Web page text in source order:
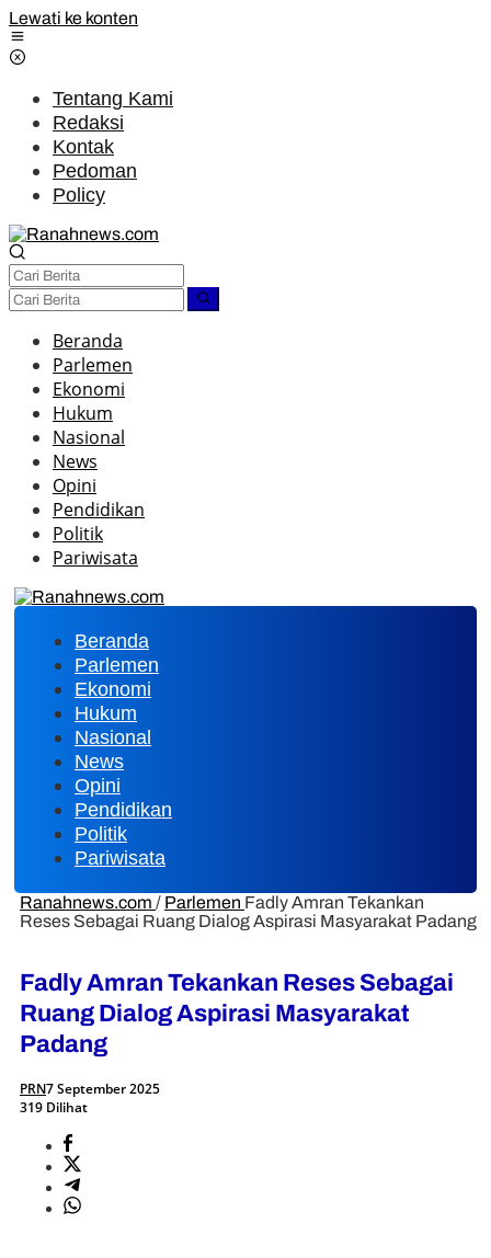
Lewati ke konten
Tentang Kami
Redaksi
Kontak
Pedoman
Policy
Beranda
Parlemen
Ekonomi
Hukum
Nasional
News
Opini
Pendidikan
Politik
Pariwisata
Beranda
Parlemen
Ekonomi
Hukum
Nasional
News
Opini
Pendidikan
Politik
Pariwisata
Ranahnews.com / Parlemen Fadly Amran Tekankan
Reses Sebagai Ruang Dialog Aspirasi Masyarakat Padang
Fadly Amran Tekankan Reses Sebagai
Ruang Dialog Aspirasi Masyarakat
Padang
PRN7 September 2025
319 Dilihat